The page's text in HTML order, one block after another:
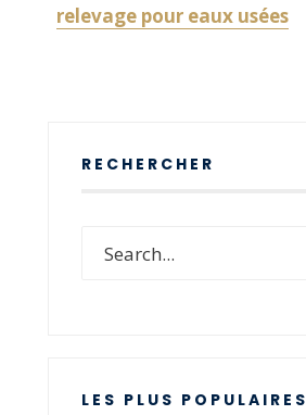
relevage pour eaux usées
RECHERCHER
LES PLUS POPULAIRES